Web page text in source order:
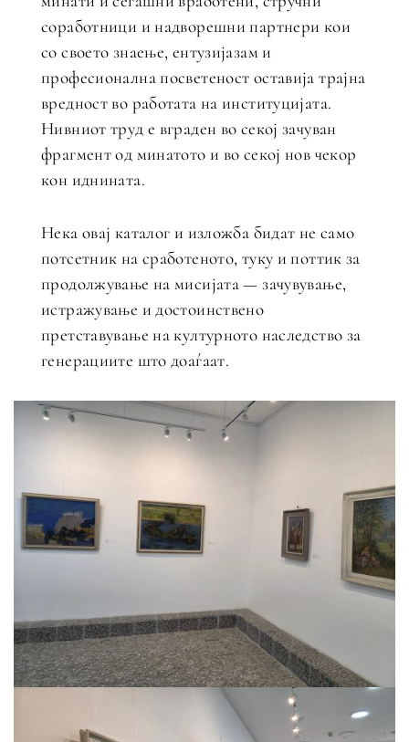
соработници и надворешни партнери кои
со своето знаење, ентузијазам и
професионална посветеност оставија трајна
вредност во работата на институцијата.
Нивниот труд е вграден во секој зачуван
фрагмент од минатото и во секој нов чекор
кон иднината.
Нека овај каталог и изложба бидат не само
потсетник на сработеното, туку и поттик за
продолжување на мисијата — зачувување,
истражување и достоинствено
претставување на културното наследство за
генерациите што доаѓаат.